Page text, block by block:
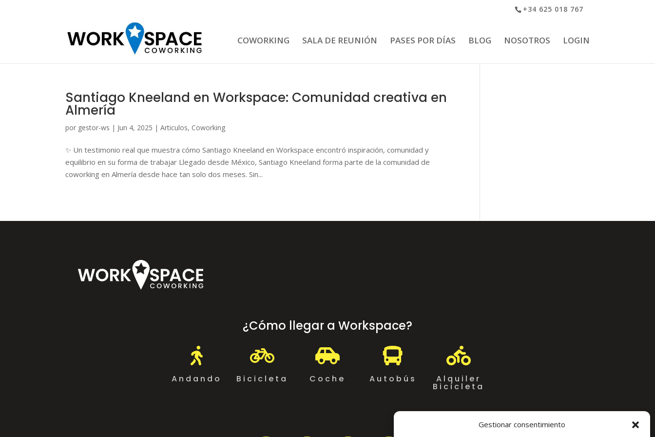
Gestionar consentimiento
+34 625 018 767
COWORKING SALA DE REUNIÓN PASES POR DÍAS BLOG NOSOTROS LOGIN
Santiago Kneeland en Workspace: Comunidad creativa en
Almería
por gestor-ws | Jun 4, 2025 |Articulos, Coworking
✨ Un testimonio real que muestra cómo Santiago Kneeland en Workspace encontró inspiración, comunidad y
equilibrio en su forma de trabajar Llegado desde México, Santiago Kneeland forma parte de la comunidad de
coworking en Almería desde hace tan solo dos meses. Sin...
¿Cómo llegar a Workspace?

Andando

Bicicleta

Coche

Autobús

Alquiler
Bicicleta